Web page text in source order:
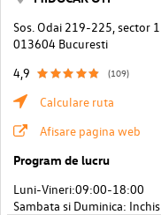
Sos. Odai 219-225, sector 1
013604 Bucuresti
4,9
(109)
Calculare ruta
Afisare pagina web
Program de lucru
Luni-Vineri:09:00-18:00
Sambata si Duminica: Inchis